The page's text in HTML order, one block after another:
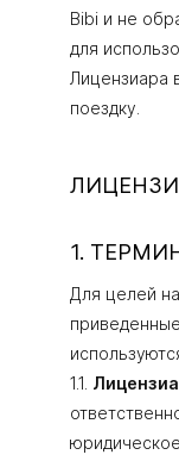
Bibi и не
для
Лицензиара
поездку.
1.
Для целей
1.1.